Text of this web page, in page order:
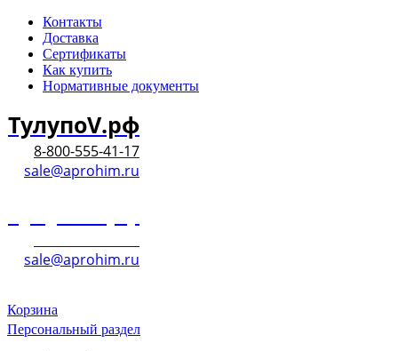
Контакты
Доставка
Сертификаты
Как купить
Нормативные документы
ТулупоV.рф
8-800-555-41-17
sale@aprohim.ru
sale@aprohim.ru
Корзина
Персональный раздел